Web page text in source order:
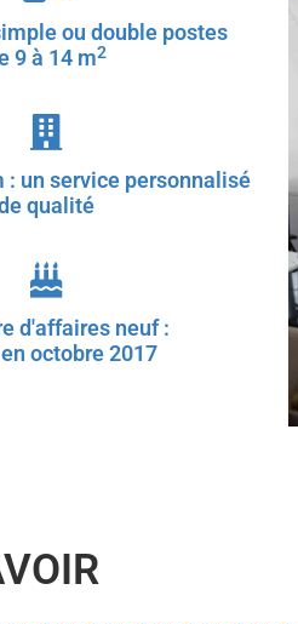
ou double postes
9 à 14 m2
: un service personnalisé
qualité
d'affaires neuf :
octobre 2017